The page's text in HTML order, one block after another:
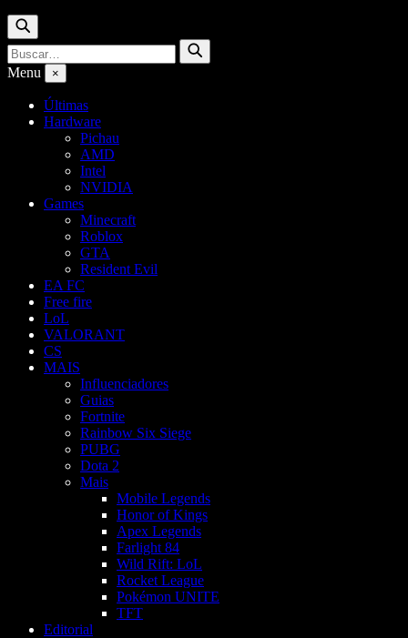
Buscar
Buscar
por:
Buscar
Menu ×
Últimas
Hardware
Pichau
AMD
Intel
NVIDIA
Games
Minecraft
Roblox
GTA
Resident Evil
EA FC
Free fire
LoL
VALORANT
CS
MAIS
Influenciadores
Guias
Fortnite
Rainbow Six Siege
PUBG
Dota 2
Mais
Mobile Legends
Honor of Kings
Apex Legends
Farlight 84
Wild Rift: LoL
Rocket League
Pokémon UNITE
TFT
Editorial